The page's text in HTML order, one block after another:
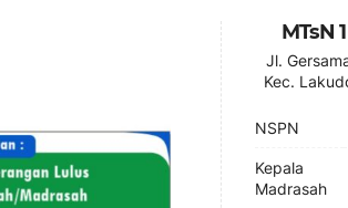
MTsN
Jl.
Kec.
NSPN
Kepala
Madrasah